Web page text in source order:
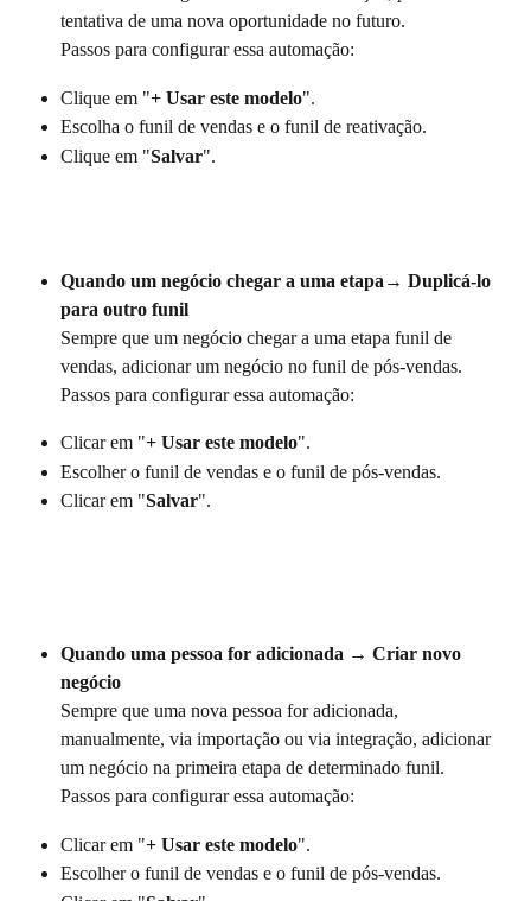
tentativa de uma nova oportunidade no futuro.
Passos para configurar essa automação:
Clique em "+ Usar este modelo".
Escolha o funil de vendas e o funil de reativação.
Clique em "Salvar".
Quando um negócio chegar a uma etapa→ Duplicá-lo
para outro funil
Sempre que um negócio chegar a uma etapa funil de
vendas, adicionar um negócio no funil de pós-vendas.
Passos para configurar essa automação:
Clicar em "+ Usar este modelo".
Escolher o funil de vendas e o funil de pós-vendas.
Clicar em "Salvar".
Quando uma pessoa for adicionada → Criar novo
negócio
Sempre que uma nova pessoa for adicionada,
manualmente, via importação ou via integração, adicionar
um negócio na primeira etapa de determinado funil.
Passos para configurar essa automação:
Clicar em "+ Usar este modelo".
Escolher o funil de vendas e o funil de pós-vendas.